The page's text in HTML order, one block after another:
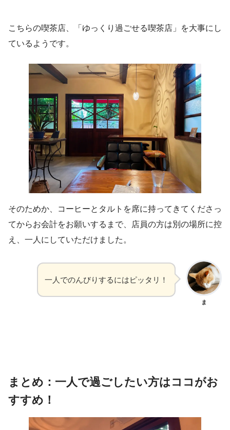
こちらの喫茶店、「ゆっくり過ごせる喫茶店」を大事にし
ているようです。
そのためか、コーヒーとタルトを席に持ってきてくださっ
てからお会計をお願いするまで、店員の方は別の場所に控
え、一人にしていただけました。
ま
一人でのんびりするにはピッタリ！
まとめ：一人で過ごしたい方はココがお
すすめ！